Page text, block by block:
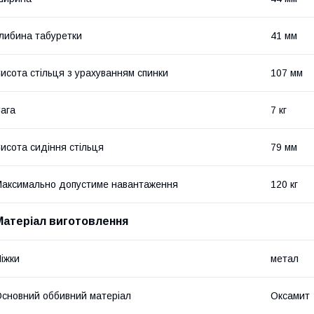
табуретки 41 мм
стільця з урахуванням спинки 107 мм
7 кг
сидіння стільця 79 мм
допустиме навантаження 120 кг
виготовлення
метал
оббивний матеріал Оксамит